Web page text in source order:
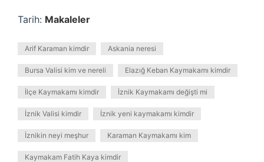
Tarih: Makaleler
Arif Karaman kimdir Askania neresi
Bursa Valisi kim ve nereli Elazığ Keban Kaymakamı kimdir
İlçe Kaymakamı kimdir İznik Kaymakamı değişti mi
İznik Valisi kimdir İznik yeni kaymakamı kimdir
İznikin neyi meşhur Karaman Kaymakamı kim
Kaymakam Fatih Kaya kimdir